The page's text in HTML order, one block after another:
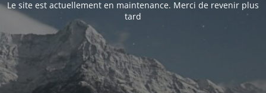
Le site est actuellement en maintenance. Merci de revenir plus
tard